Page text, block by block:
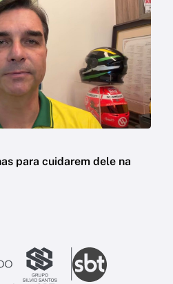
para cuidarem dele na